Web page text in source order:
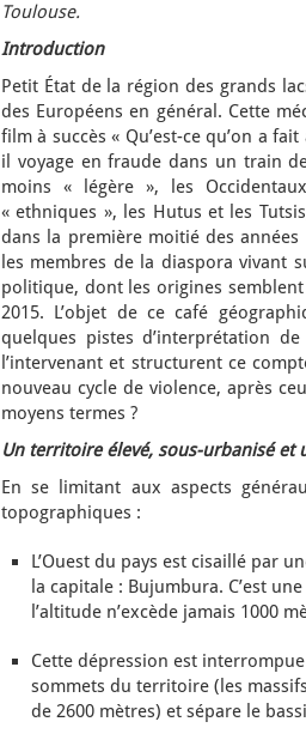
Toulouse.
Introduction
Petit État de la région des grands
des Européens en général. Cette
film à succès « Qu’est-ce qu’on a
il voyage en fraude dans un train
moins « légère », les
« ethniques », les Hutus et les
dans la première moitié des
les membres de la diaspora vivant
politique, dont les origines
2015. L’objet de ce café
quelques pistes d’interprétation
l’intervenant et structurent ce
nouveau cycle de violence, après
moyens termes ?
Un territoire élevé, sous-urbanisé et
En se limitant aux aspects
topographiques :
L’Ouest du pays est cisaillé par
la capitale : Bujumbura. C’est
l’altitude n’excède jamais 1000
Cette dépression est
sommets du territoire (les
de 2600 mètres) et sépare le